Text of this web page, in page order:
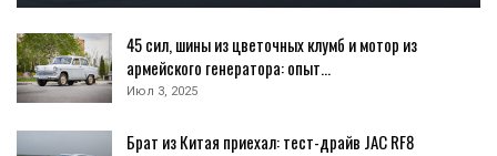
45 сил, шины из цветочных клумб и мотор из
армейского генератора: опыт…
Июл 3, 2025
Брат из Китая приехал: тест-драйв JAC RF8